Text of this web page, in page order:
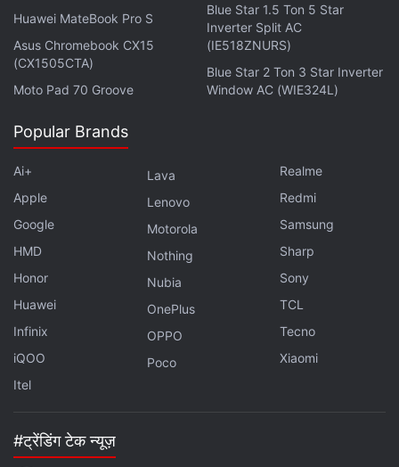
Huawei MateBook Pro S
Asus Chromebook CX15
(CX1505CTA)
Moto Pad 70 Groove
Blue Star 1.5 Ton 5 Star
Inverter Split AC
(IE518ZNURS)
Blue Star 2 Ton 3 Star Inverter
Window AC (WIE324L)
Popular Brands
Ai+
Apple
Google
HMD
Honor
Huawei
Infinix
iQOO
Itel
Lava
Lenovo
Motorola
Nothing
Nubia
OnePlus
OPPO
Poco
Realme
Redmi
Samsung
Sharp
Sony
TCL
Tecno
Xiaomi
#ट्रेंडिंग टेक न्यूज़